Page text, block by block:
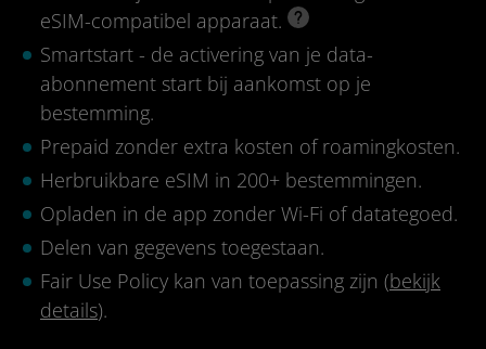
eSIM-compatibel apparaat.
Smartstart - de activering van je data-
abonnement start bij aankomst op je
bestemming.
Prepaid zonder extra kosten of roamingkosten.
Herbruikbare eSIM in 200+ bestemmingen.
Opladen in de app zonder Wi-Fi of datategoed.
Delen van gegevens toegestaan.
Fair Use Policy kan van toepassing zijn (bekijk
details).